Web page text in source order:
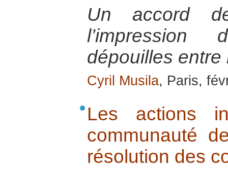
Un accord
l’impression
dépouilles
Cyril Musila, Paris,
Les actions
communauté
résolution des